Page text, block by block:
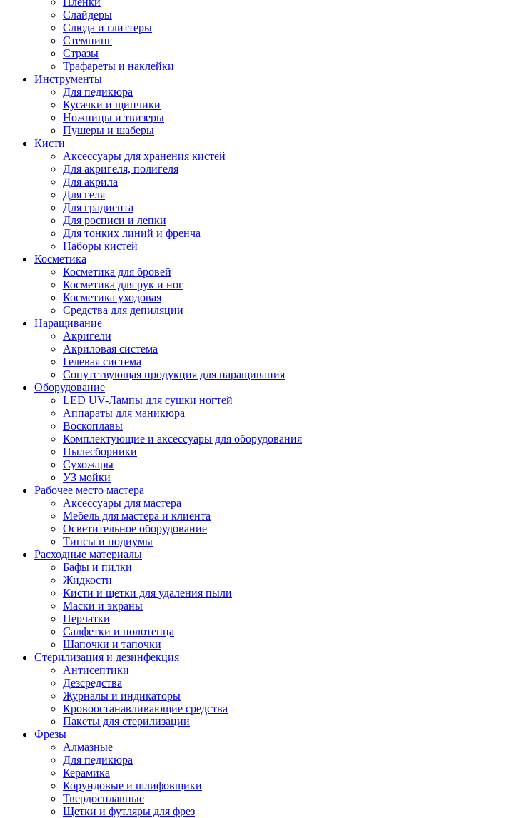
Слайдеры
Слюда и глиттеры
Стемпинг
Стразы
Трафареты и наклейки
Инструменты
Для педикюра
Кусачки и щипчики
Ножницы и твизеры
Пушеры и шаберы
Кисти
Аксессуары для хранения кистей
Для акригеля, полигеля
Для акрила
Для геля
Для градиента
Для росписи и лепки
Для тонких линий и френча
Наборы кистей
Косметика
Косметика для бровей
Косметика для рук и ног
Косметика уходовая
Средства для депиляции
Наращивание
Акригели
Акриловая система
Гелевая система
Сопутствующая продукция для наращивания
Оборудование
LED UV-Лампы для сушки ногтей
Аппараты для маникюра
Воскоплавы
Комплектующие и аксессуары для оборудования
Пылесборники
Сухожары
УЗ мойки
Рабочее место мастера
Аксессуары для мастера
Мебель для мастера и клиента
Осветительное оборудование
Типсы и подиумы
Расходные материалы
Бафы и пилки
Жидкости
Кисти и щетки для удаления пыли
Маски и экраны
Перчатки
Салфетки и полотенца
Шапочки и тапочки
Стерилизация и дезинфекция
Антисептики
Дезсредства
Журналы и индикаторы
Кровоостанавливающие средства
Пакеты для стерилизации
Фрезы
Алмазные
Для педикюра
Керамика
Корундовые и шлифовщики
Твердосплавные
Щетки и футляры для фрез